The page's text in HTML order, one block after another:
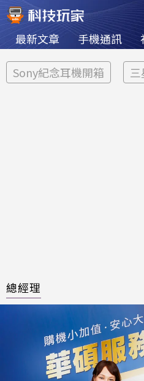
最新文章 手機通訊
Sony紀念耳機開箱
總經理